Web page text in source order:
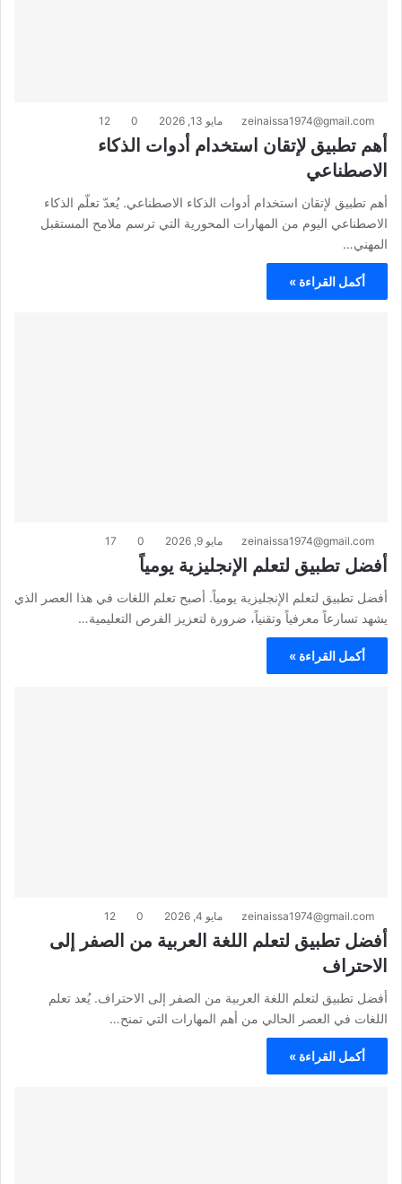
zeinaissa1974@gmail.com مايو 13, 2026 0
12
أهم تطبيق لإتقان استخدام أدوات الذكاء
الاصطناعي
أهم تطبيق لإتقان استخدام أدوات الذكاء الاصطناعي. يُعدّ تعلّم الذكاء
الاصطناعي اليوم من المهارات المحورية التي ترسم ملامح المستقبل
المهني…
أكمل القراءة »
zeinaissa1974@gmail.com مايو 9, 2026 0
17
أفضل تطبيق لتعلم الإنجليزية يومياً
أفضل تطبيق لتعلم الإنجليزية يومياً. أصبح تعلم اللغات في هذا العصر الذي
يشهد تسارعاً معرفياً وتقنياً، ضرورة لتعزيز الفرص التعليمية…
أكمل القراءة »
zeinaissa1974@gmail.com مايو 4, 2026 0
12
أفضل تطبيق لتعلم اللغة العربية من الصفر إلى
الاحتراف
أفضل تطبيق لتعلم اللغة العربية من الصفر إلى الاحتراف. يُعد تعلم
اللغات في العصر الحالي من أهم المهارات التي تمنح…
أكمل القراءة »